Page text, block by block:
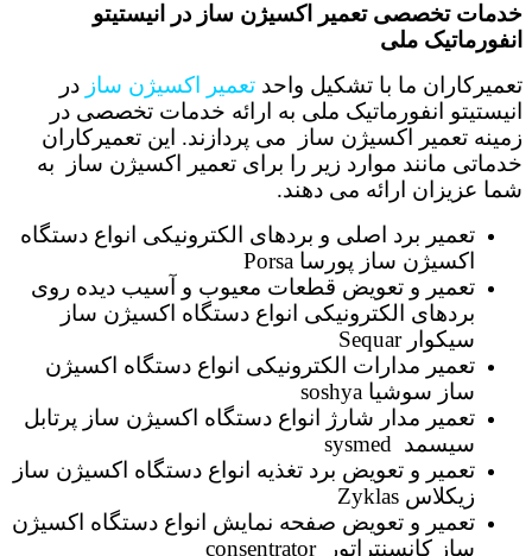
خدمات تخصصی تعمیر اکسیژن ساز در انیستیتو
انفورماتیک ملی
تعمیرکاران ما با تشکیل واحد تعمیر اکسیژن ساز در
انیستیتو انفورماتیک ملی به ارائه خدمات تخصصی در
زمینه تعمیر اکسیژن ساز می پردازند. این تعمیرکاران
خدماتی مانند موارد زیر را برای تعمیر اکسیژن ساز به
شما عزیزان ارائه می دهند.
تعمیر برد اصلی و بردهای الکترونیکی انواع دستگاه
اکسیژن ساز پورسا Porsa
تعمیر و تعویض قطعات معیوب و آسیب دیده روی
بردهای الکترونیکی انواع دستگاه اکسیژن ساز
سیکوار Sequar
تعمیر مدارات الکترونیکی انواع دستگاه اکسیژن
ساز سوشیا soshya
تعمیر مدار شارژ انواع دستگاه اکسیژن ساز پرتابل
سیسمد sysmed
تعمیر و تعویض برد تغذیه انواع دستگاه اکسیژن ساز
زیکلاس Zyklas
تعمیر و تعویض صفحه نمایش انواع دستگاه اکسیژن
ساز کانسنتراتور consentrator